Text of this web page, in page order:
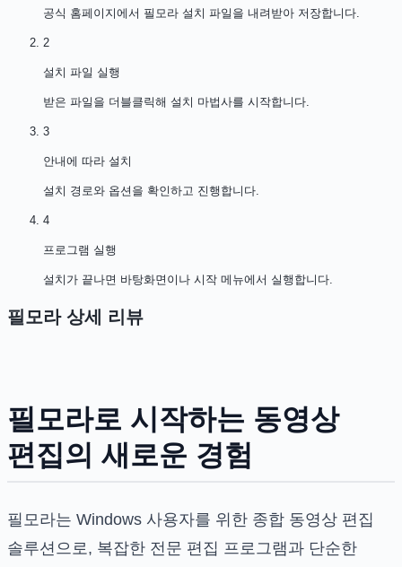
공식 홈페이지에서 필모라 설치 파일을 내려받아 저장합니다.
2
설치 파일 실행
받은 파일을 더블클릭해 설치 마법사를 시작합니다.
3
안내에 따라 설치
설치 경로와 옵션을 확인하고 진행합니다.
4
프로그램 실행
설치가 끝나면 바탕화면이나 시작 메뉴에서 실행합니다.
필모라상세 리뷰
필모라로 시작하는 동영상
편집의 새로운 경험
필모라는 Windows 사용자를 위한 종합 동영상 편집
솔루션으로, 복잡한 전문 편집 프로그램과 단순한